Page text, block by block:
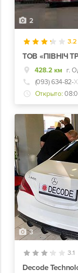
2
3.2
ТОВ «ПІВНІЧ
428.2 км
(093) 634-82-
Открыто:
3
3.1
Decode